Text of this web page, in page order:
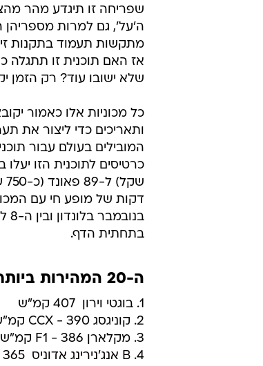
שפריחה זו תיגדע מהר
ה'על', גם למרות מספריהן
מתקשות תעמוד בתקנות
אז האם תוכנית זו תתגלה
שלא ישובו עוד? רק הזמן
כל מכוניות אלו כאמור
ותאריכים כדי ליצור את
בתחתית הדף.
ה-20 המהירות ביותר באירופה
1. בוגטי וירון  407 קמ"ש
2. קוניגסג CCX - 390 קמ"ש
3. מקלארן F1 - 386 קמ"ש
4. B אנג'נירינג אדוניס  365 קמ"ש